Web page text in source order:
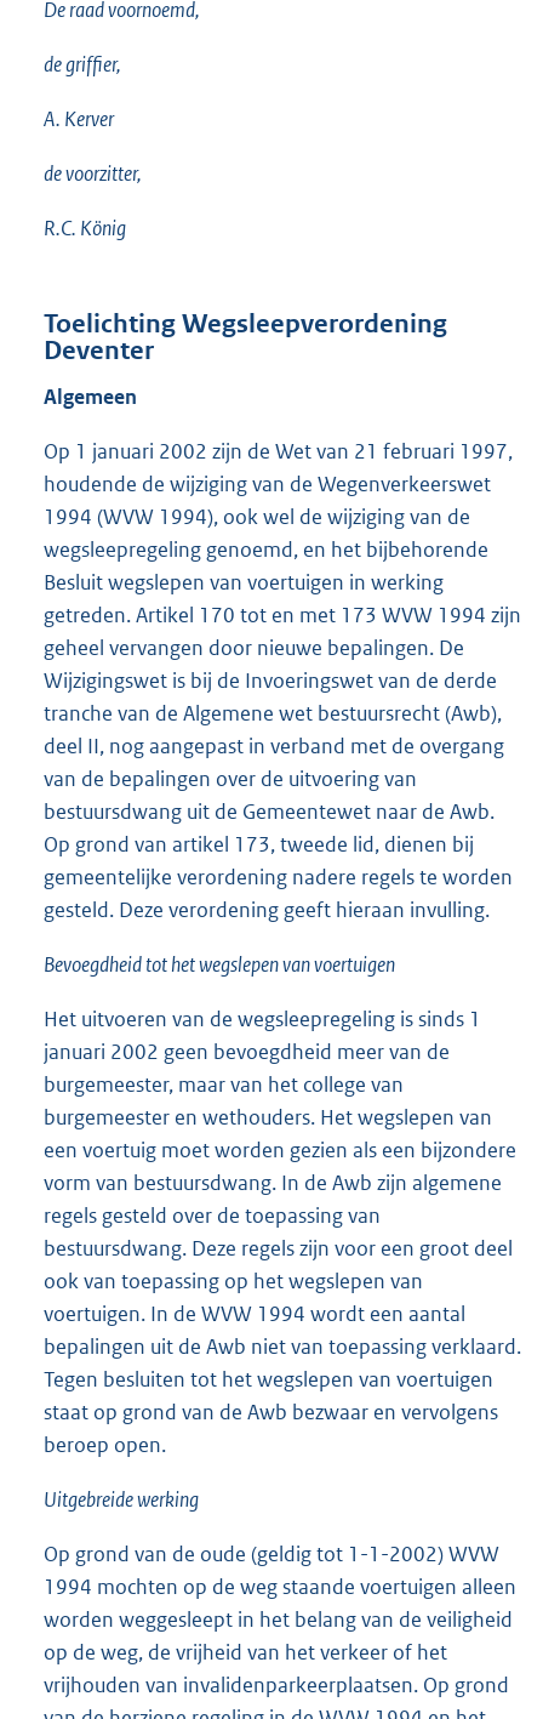
De raad voornoemd,
de griffier,
A. Kerver
de voorzitter,
R.C. König
Toelichting Wegsleepverordening
Deventer
Algemeen
Op 1 januari 2002 zijn de Wet van 21 februari 1997,
houdende de wijziging van de Wegenverkeerswet
1994 (WVW 1994), ook wel de wijziging van de
wegsleepregeling genoemd, en het bijbehorende
Besluit wegslepen van voertuigen in werking
getreden. Artikel 170 tot en met 173 WVW 1994 zijn
geheel vervangen door nieuwe bepalingen. De
Wijzigingswet is bij de Invoeringswet van de derde
tranche van de Algemene wet bestuursrecht (Awb),
deel II, nog aangepast in verband met de overgang
van de bepalingen over de uitvoering van
bestuursdwang uit de Gemeentewet naar de Awb.
Op grond van artikel 173, tweede lid, dienen bij
gemeentelijke verordening nadere regels te worden
gesteld. Deze verordening geeft hieraan invulling.
Bevoegdheid tot het wegslepen van voertuigen
Het uitvoeren van de wegsleepregeling is sinds 1
januari 2002 geen bevoegdheid meer van de
burgemeester, maar van het college van
burgemeester en wethouders. Het wegslepen van
een voertuig moet worden gezien als een bijzondere
vorm van bestuursdwang. In de Awb zijn algemene
regels gesteld over de toepassing van
bestuursdwang. Deze regels zijn voor een groot deel
ook van toepassing op het wegslepen van
voertuigen. In de WVW 1994 wordt een aantal
bepalingen uit de Awb niet van toepassing verklaard.
Tegen besluiten tot het wegslepen van voertuigen
staat op grond van de Awb bezwaar en vervolgens
beroep open.
Uitgebreide werking
Op grond van de oude (geldig tot 1-1-2002) WVW
1994 mochten op de weg staande voertuigen alleen
worden weggesleept in het belang van de veiligheid
op de weg, de vrijheid van het verkeer of het
vrijhouden van invalidenparkeerplaatsen. Op grond